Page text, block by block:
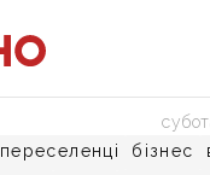
переселенці бізнес